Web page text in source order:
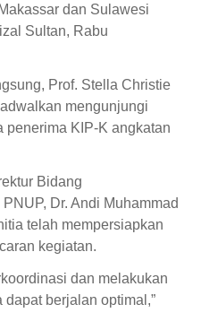
dan Sulawesi
Sultan, Rabu
Prof. Stella Christie
mengunjungi
penerima KIP-K angkatan
Bidang
Dr. Andi Muhammad
telah mempersiapkan
kegiatan.
dan melakukan
berjalan optimal,”